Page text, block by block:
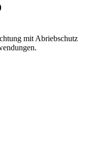
mit Abriebschutz